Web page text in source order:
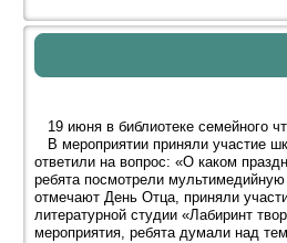
19 июня в библиотеке семейного
В мероприятии приняли участие
ответили на вопрос: «О каком
ребята посмотрели
отмечают День Отца, приняли
литературной студии «Лабиринт
мероприятия, ребята думали над